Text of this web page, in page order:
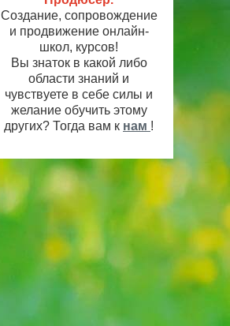
Создание, сопровождение
и продвижение онлайн-
школ, курсов!
Вы знаток в какой либо
области знаний и
чувствуете в себе силы и
желание обучить этому
других? Тогда вам к нам !